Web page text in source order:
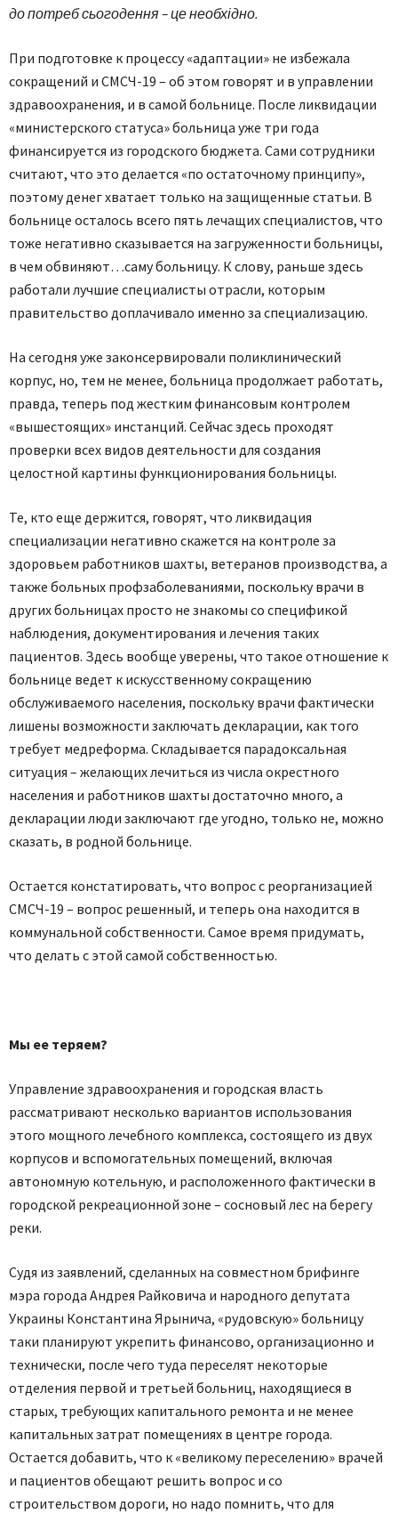
до потреб сьогодення – це необхідно.
При подготовке к процессу «адаптации» не избежала
сокращений и СМСЧ-19 – об этом говорят и в управлении
здравоохранения, и в самой больнице. После ликвидации
«министерского статуса» больница уже три года
финансируется из городского бюджета. Сами сотрудники
считают, что это делается «по остаточному принципу»,
поэтому денег хватает только на защищенные статьи. В
больнице осталось всего пять лечащих специалистов, что
тоже негативно сказывается на загруженности больницы,
в чем обвиняют…саму больницу. К слову, раньше здесь
работали лучшие специалисты отрасли, которым
правительство доплачивало именно за специализацию.
На сегодня уже законсервировали поликлинический
корпус, но, тем не менее, больница продолжает работать,
правда, теперь под жестким финансовым контролем
«вышестоящих» инстанций. Сейчас здесь проходят
проверки всех видов деятельности для создания
целостной картины функционирования больницы.
Те, кто еще держится, говорят, что ликвидация
специализации негативно скажется на контроле за
здоровьем работников шахты, ветеранов производства, а
также больных профзаболеваниями, поскольку врачи в
других больницах просто не знакомы со спецификой
наблюдения, документирования и лечения таких
пациентов. Здесь вообще уверены, что такое отношение к
больнице ведет к искусственному сокращению
обслуживаемого населения, поскольку врачи фактически
лишены возможности заключать декларации, как того
требует медреформа. Складывается парадоксальная
ситуация – желающих лечиться из числа окрестного
населения и работников шахты достаточно много, а
декларации люди заключают где угодно, только не, можно
сказать, в родной больнице.
Остается констатировать, что вопрос с реорганизацией
СМСЧ-19 – вопрос решенный, и теперь она находится в
коммунальной собственности. Самое время придумать,
что делать с этой самой собственностью.
Мы ее теряем?
Управление здравоохранения и городская власть
рассматривают несколько вариантов использования
этого мощного лечебного комплекса, состоящего из двух
корпусов и вспомогательных помещений, включая
автономную котельную, и расположенного фактически в
городской рекреационной зоне – сосновый лес на берегу
реки.
Судя из заявлений, сделанных на совместном брифинге
мэра города Андрея Райковича и народного депутата
Украины Константина Ярынича, «рудовскую» больницу
таки планируют укрепить финансово, организационно и
технически, после чего туда переселят некоторые
отделения первой и третьей больниц, находящиеся в
старых, требующих капитального ремонта и не менее
капитальных затрат помещениях в центре города.
Остается добавить, что к «великому переселению» врачей
и пациентов обещают решить вопрос и со
строительством дороги, но надо помнить, что для